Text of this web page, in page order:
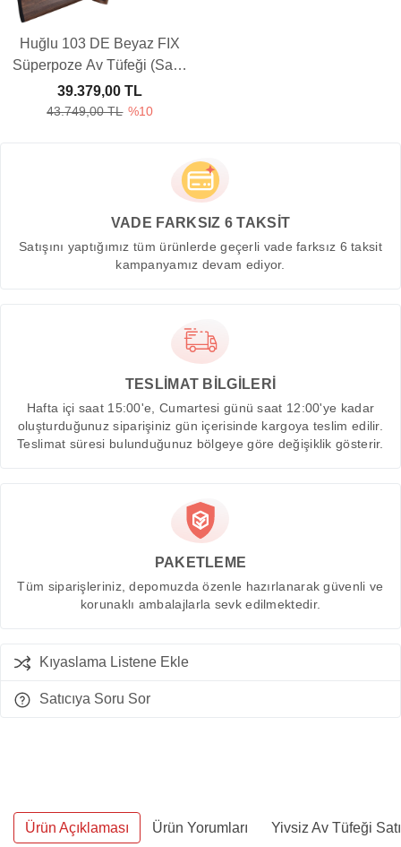
Huğlu 103 DE Beyaz FIX
Süperpoze Av Tüfeği (Sabit
Şoklu)
43.749,00 TL %10
39.379,00 TL
VADE FARKSIZ 6 TAKSİT
Satışını yaptığımız tüm ürünlerde geçerli vade farksız 6 taksit
kampanyamız devam ediyor.
TESLİMAT BİLGİLERİ
Hafta içi saat 15:00'e, Cumartesi günü saat 12:00'ye kadar
oluşturduğunuz siparişiniz gün içerisinde kargoya teslim edilir.
Teslimat süresi bulunduğunuz bölgeye göre değişiklik gösterir.
PAKETLEME
Tüm siparişleriniz, depomuzda özenle hazırlanarak güvenli ve
korunaklı ambalajlarla sevk edilmektedir.
Kıyaslama Listene Ekle
Satıcıya Soru Sor
Ürün Açıklaması Ürün Yorumları Yivsiz Av Tüfeği